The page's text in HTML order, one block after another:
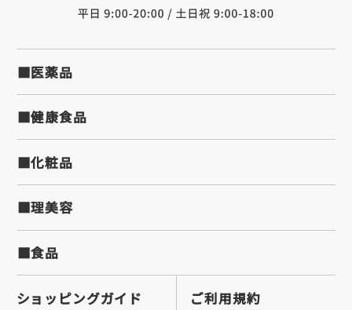
■医薬品
■健康食品
■化粧品
■理美容
■食品
ショッピングガイド ご利用規約